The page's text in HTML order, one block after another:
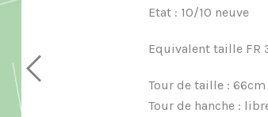
Etat : 10/10 neuve
Equivalent taille FR
Tour de taille : 66cm
Tour de hanche :